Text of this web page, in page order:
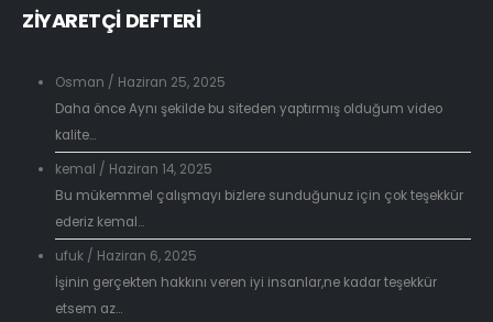
ZİYARETÇİ DEFTERİ
Osman / Haziran 25, 2025
Daha önce Aynı şekilde bu siteden yaptırmış olduğum video
kalite...
kemal / Haziran 14, 2025
Bu mükemmel çalışmayı bizlere sunduğunuz için çok teşekkür
ederiz kemal...
ufuk/ Haziran 6, 2025
İşinin gerçekten hakkını veren iyi insanlar,ne kadar teşekkür
etsem az...